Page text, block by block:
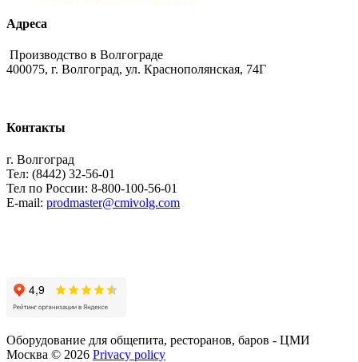
Адреса
Производство в Волгограде
400075, г. Волгоград, ул. Краснополянская, 74Г
Контакты
г. Волгоград
Тел: (8442) 32-56-01
Тел по России: 8-800-100-56-01
E-mail: prodmaster@cmivolg.com
Оборудование для общепита, ресторанов, баров - ЦМИ
Москва © 2026 Privacy policy